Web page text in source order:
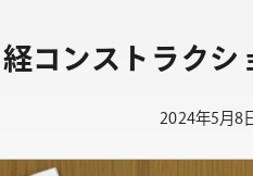
コンストラクシ
2024年5月8